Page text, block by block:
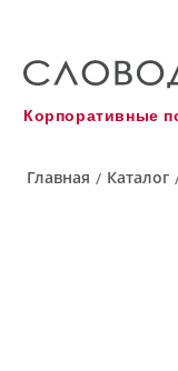
Корпоративные
Главная / Каталог